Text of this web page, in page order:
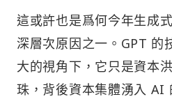
這或許也是爲何今年生成
深層次原因之一。GPT 的
大的視角下，它只是資本
珠，背後資本集體湧入 AI